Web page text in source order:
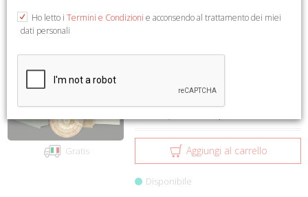
Gratis Aggiungi al carrello
Disponibile
Ho letto i Termini e Condizioni e acconsendo al trattamento dei miei
dati personali